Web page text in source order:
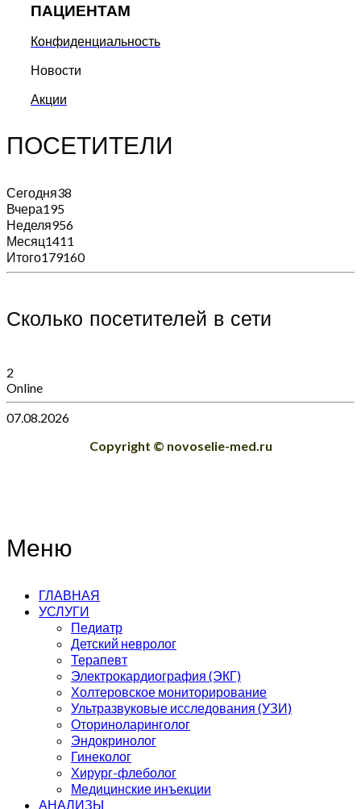
ПАЦИЕНТАМ
Конфиденциальность
Новости
Акции
ПОСЕТИТЕЛИ
Сегодня38
Вчера195
Неделя956
Месяц1411
Итого179160
Сколько посетителей в сети
2
Online
07.08.2026
Copyright © novoselie-med.ru
Меню
ГЛАВНАЯ
УСЛУГИ
Педиатр
Детский невролог
Терапевт
Электрокардиография (ЭКГ)
Холтеровское мониторирование
Ультразвуковые исследования (УЗИ)
Оториноларинголог
Эндокринолог
Гинеколог
Хирург-флеболог
Медицинские инъекции
АНАЛИЗЫ